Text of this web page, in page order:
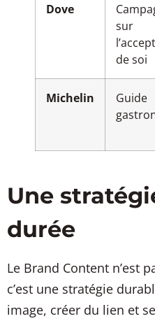
Dove
sur
de soi
Michelin
Guide
Une
durée
Le Brand Content n’est
c’est une stratégie
image, créer du lien et